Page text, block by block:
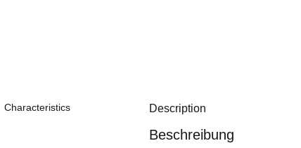
Characteristics Description
Beschreibung